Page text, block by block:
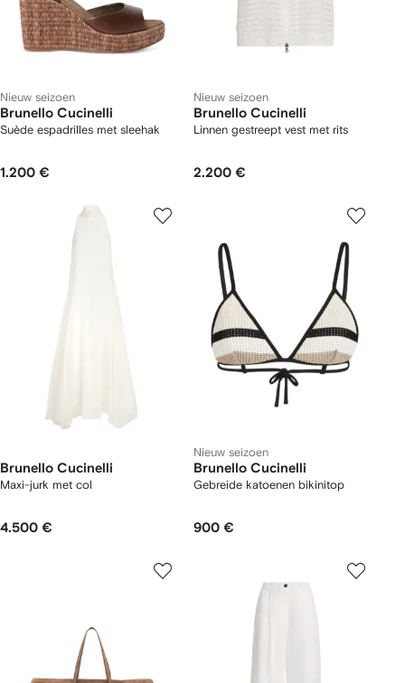
Nieuw seizoen
Brunello Cucinelli
Suède espadrilles met sleehak
1.200 €
Nieuw seizoen
Brunello Cucinelli
Linnen gestreept vest met rits
2.200 €
Brunello Cucinelli
Maxi-jurk met col
4.500 €
Nieuw seizoen
Brunello Cucinelli
Gebreide katoenen bikinitop
900 €